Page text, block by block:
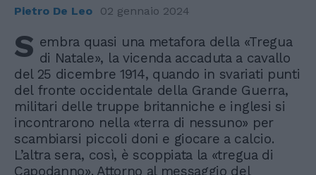
Pietro De Leo 02 gennaio 2024
S embra quasi una metafora della «Tregua
di Natale», la vicenda accaduta a cavallo
del 25 dicembre 1914, quando in svariati punti
del fronte occidentale della Grande Guerra,
militari delle truppe britanniche e inglesi si
incontrarono nella «terra di nessuno» per
scambiarsi piccoli doni e giocare a calcio.
L’altra sera, così, è scoppiata la «tregua di
Capodanno». Attorno al messaggio del